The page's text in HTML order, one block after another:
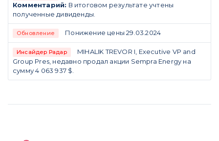
Комментарий: В итоговом результате учтены
полученные дивиденды.
Обновление Понижение цены 29.03.2024
Инсайдер Радар
MIHALIK TREVOR I, Executive VP and
Group Pres, недавно продал акции Sempra Energy на
сумму 4 063 937 $.